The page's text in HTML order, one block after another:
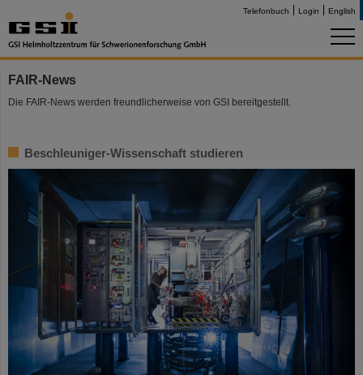
Telefonbuch Login English
FAIR-News
Die FAIR-News werden freundlicherweise von GSI bereitgestellt.
Beschleuniger-Wissenschaft studieren